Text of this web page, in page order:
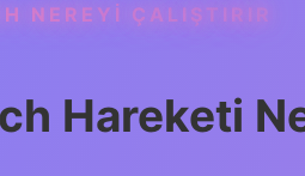
NEREYI ÇALIŞTIRIR
Hareketi